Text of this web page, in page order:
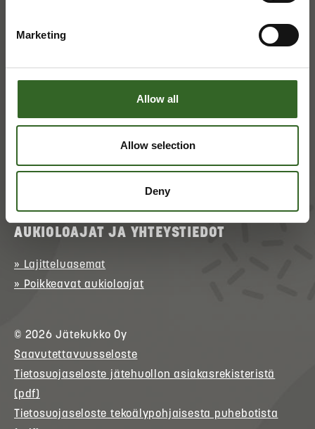
Marketing
Allow all
Allow selection
Deny
» Asioi verkossa(kirjautuminen)
» Palaute
AUKIOLOAJAT JA YHTEYSTIEDOT
» Lajitteluasemat
» Poikkeavat aukioloajat
© 2026Jätekukko Oy
Saavutettavuusseloste
Tietosuojaseloste jätehuollon asiakasrekisteristä
(pdf)
Tietosuojaseloste tekoälypohjaisesta puhebotista